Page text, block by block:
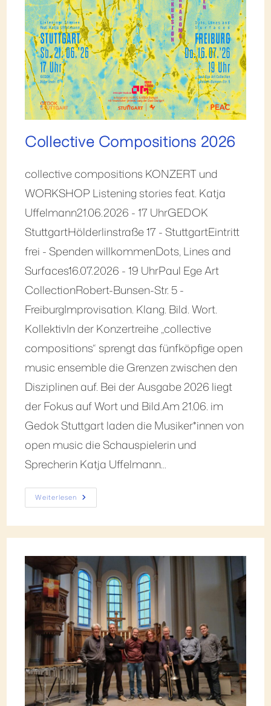
Collective Compositions 2026
collective compositions KONZERT und
WORKSHOP Listening stories feat. Katja
Uffelmann21.06.2026 - 17 UhrGEDOK
StuttgartHölderlinstraße 17 - StuttgartEintritt
frei - Spenden willkommenDots, Lines and
Surfaces16.07.2026 - 19 UhrPaul Ege Art
CollectionRobert-Bunsen-Str. 5 -
FreiburgImprovisation. Klang. Bild. Wort.
KollektivIn der Konzertreihe „collective
compositions“ sprengt das fünfköpfige open
music ensemble die Grenzen zwischen den
Disziplinen auf. Bei der Ausgabe 2026 liegt
der Fokus auf Wort und Bild.Am 21.06. im
Gedok Stuttgart laden die Musiker*innen von
open music die Schauspielerin und
Sprecherin Katja Uffelmann…
Weiterlesen